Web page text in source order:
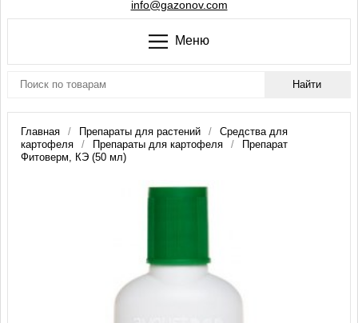
info@gazonov.com
Меню
Главная Препараты для растений
Средства для
картофеля
Препараты для картофеля
Препарат
Фитоверм, КЭ (50 мл)